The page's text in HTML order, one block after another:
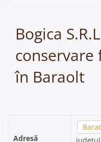
Bogica
conservare
în Baraolt
Adresă